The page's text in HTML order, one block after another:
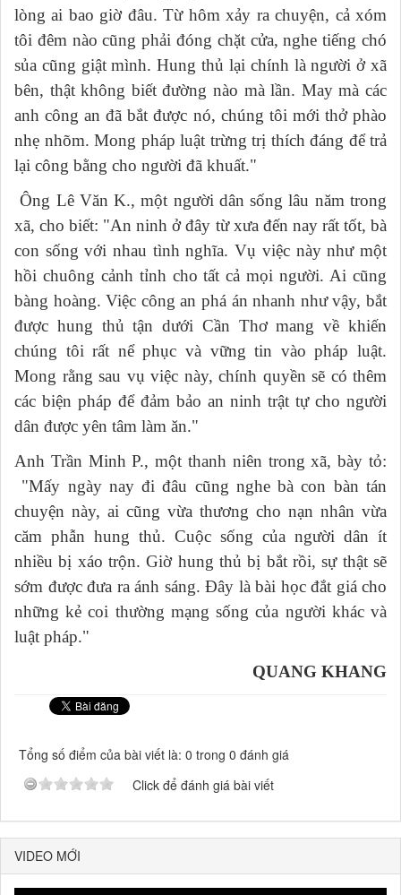
lòng ai bao giờ đâu. Từ hôm xảy ra chuyện, cả xóm
tôi đêm nào cũng phải đóng chặt cửa, nghe tiếng chó
sủa cũng giật mình. Hung thủ lại chính là người ở xã
bên, thật không biết đường nào mà lần. May mà các
anh công an đã bắt được nó, chúng tôi mới thở phào
nhẹ nhõm. Mong pháp luật trừng trị thích đáng để trả
lại công bằng cho người đã khuất."
Ông Lê Văn K., một người dân sống lâu năm trong
xã, cho biết: "An ninh ở đây từ xưa đến nay rất tốt, bà
con sống với nhau tình nghĩa. Vụ việc này như một
hồi chuông cảnh tỉnh cho tất cả mọi người. Ai cũng
bàng hoàng. Việc công an phá án nhanh như vậy, bắt
được hung thủ tận dưới Cần Thơ mang về khiến
chúng tôi rất nể phục và vững tin vào pháp luật.
Mong rằng sau vụ việc này, chính quyền sẽ có thêm
các biện pháp để đảm bảo an ninh trật tự cho người
dân được yên tâm làm ăn."
Anh Trần Minh P., một thanh niên trong xã, bày tỏ:
"Mấy ngày nay đi đâu cũng nghe bà con bàn tán
chuyện này, ai cũng vừa thương cho nạn nhân vừa
căm phẫn hung thủ. Cuộc sống của người dân ít
nhiều bị xáo trộn. Giờ hung thủ bị bắt rồi, sự thật sẽ
sớm được đưa ra ánh sáng. Đây là bài học đắt giá cho
những kẻ coi thường mạng sống của người khác và
luật pháp."
QUANG KHANG
Tổng số điểm của bài viết là: 0 trong 0 đánh giá
Click để đánh giá bài viết
VIDEO MỚI